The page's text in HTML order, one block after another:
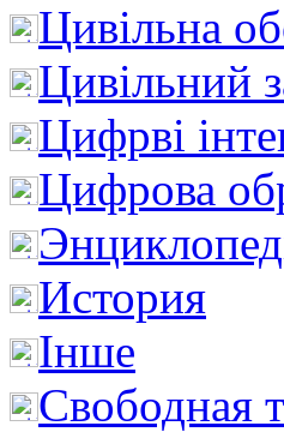
Цивільна
Цивільний
Цифрві
Цифрова
История
Інше
Свободная